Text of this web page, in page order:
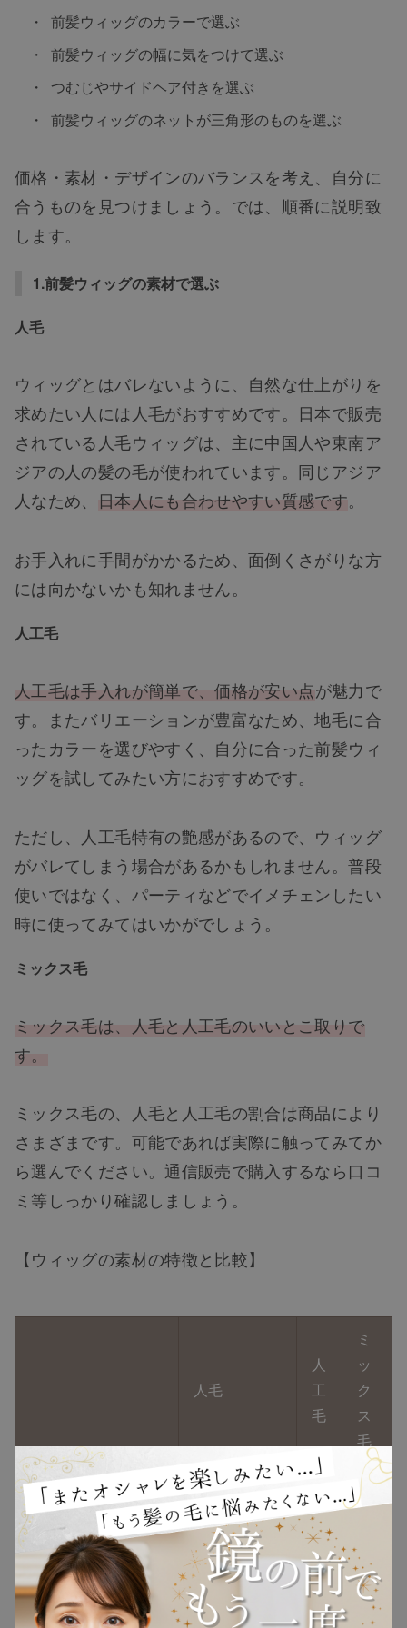
NEW
ウィッグ
プレゼント
前髪ウィッグのカラーで選ぶ
前髪ウィッグの幅に気をつけて選ぶ
つむじやサイドヘア付きを選ぶ
前髪ウィッグのネットが三角形のものを選ぶ
価格・素材・デザインのバランスを考え、自分に
合うものを見つけましょう。では、順番に説明致
します。
1.前髪ウィッグの素材で選ぶ
人毛
ウィッグとはバレないように、自然な仕上がりを
求めたい人には人毛がおすすめです。日本で販売
されている人毛ウィッグは、主に中国人や東南ア
ジアの人の髪の毛が使われています。同じアジア
人なため、 日本人にも合わせやすい質感です。
お手入れに手間がかかるため、面倒くさがりな方
には向かないかも知れません。
人工毛
人工毛は手入れが簡単で、価格が安い点が魅力で
す。またバリエーションが豊富なため、地毛に合
ったカラーを選びやすく、自分に合った前髪ウィ
ッグを試してみたい方におすすめです。
ただし、人工毛特有の艶感があるので、ウィッグ
がバレてしまう場合があるかもしれません。普段
使いではなく、パーティなどでイメチェンしたい
時に使ってみてはいかがでしょう。
ミックス毛
ミックス毛は、人毛と人工毛のいいとこ取りで
す。
ミックス毛の、人毛と人工毛の割合は商品により
さまざまです。可能であれば実際に触ってみてか
ら選んでください。通信販売で購入するなら口コ
ミ等しっかり確認しましょう。
【ウィッグの素材の特徴と比較】
人毛
人
工
毛
ミ
ッ
ク
ス
毛
手触り ◎ ◯
自然さ ◎
△
テ
カ
リ
◯